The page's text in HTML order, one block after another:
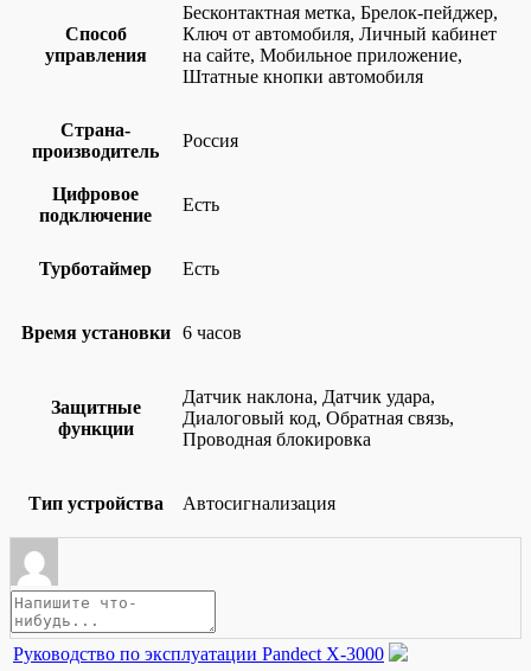
Способ
управления
Бесконтактная метка, Брелок-пейджер,
Ключ от автомобиля, Личный кабинет
на сайте, Мобильное приложение,
Штатные кнопки автомобиля
Страна-
производитель
Россия
Цифровое
подключение
Есть
Турботаймер Есть
Время установки 6 часов
Защитные
функции
Датчик наклона, Датчик удара,
Диалоговый код, Обратная связь,
Проводная блокировка
Тип устройства Автосигнализация
Руководство по эксплуатации Pandect X-3000